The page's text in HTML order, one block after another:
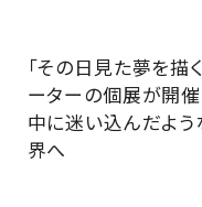
「その日見た夢を描
ーターの個展が開
中に迷い込んだよ
界へ